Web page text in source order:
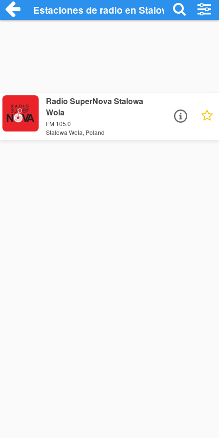
Estaciones de radio en Stalowa Wola -
Radio SuperNova Stalowa
Wola
FM 105.0
Stalowa Wola, Poland